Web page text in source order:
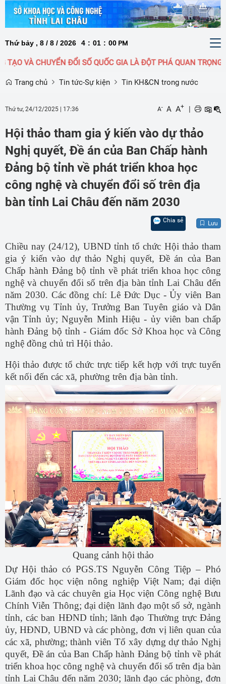
Thứ bảy , 8 / 8 / 2026 4 : 01 : 01 PM
ĐỔI SỐ QUỐC GIA LÀ ĐỘT PHÁ QUAN TRỌNG HÀNG
Trang chủ Tin tức-Sự kiện Tin KH&CN trong nước
Thứ tư, 24/12/2025 17:36 A- A A+ |
Hội thảo tham gia ý kiến vào dự thảo
Nghị quyết, Đề án của Ban Chấp hành
Đảng bộ tỉnh về phát triển khoa học
công nghệ và chuyển đổi số trên địa
bàn tỉnh Lai Châu đến năm 2030
Chia sẻ Lưu
Chiều nay (24/12), UBND tỉnh tổ chức Hội thảo tham
gia ý kiến vào dự thảo Nghị quyết, Đề án của Ban
Chấp hành Đảng bộ tỉnh về phát triển khoa học công
nghệ và chuyển đổi số trên địa bàn tỉnh Lai Châu đến
năm 2030. Các đồng chí: Lê Đức Dục - Ủy viên Ban
Thường vụ Tỉnh ủy, Trưởng Ban Tuyên giáo và Dân
vận Tỉnh ủy; Nguyễn Minh Hiệu - ủy viên ban chấp
hành Đảng bộ tỉnh - Giám đốc Sở Khoa học và Công
nghệ đồng chủ trì Hội thảo.
Hội thảo được tổ chức trựctiếp kết hợp với trực tuyến
kết nối đến các xã, phường trên địa bàn tỉnh.
Quang cảnh hội thảo
Dự Hội thảo có PGS.TS Nguyễn Công Tiệp – Phó
Giám đốc học viện nông nghiệp Việt Nam; đại diện
Lãnh đạo và các chuyên gia Học viện Công nghệ Bưu
Chính Viễn Thông; đại diện lãnh đạo một số sở, ngành
tỉnh, các ban HĐND tỉnh; lãnh đạo Thường trực Đảng
ủy, HĐND, UBND và các phòng, đơn vị liên quan của
các xã, phường;thành viên Tổ xây dựng dự thảo Nghị
quyết, Đề án của Ban Chấp hành Đảng bộ tỉnh về phát
triển khoa học công nghệ và chuyển đổi số trên địa bàn
tỉnh Lai Châu đến năm 2030; lãnh đạo các phòng, đơn